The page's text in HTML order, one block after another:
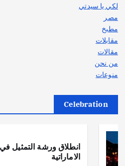
لكي يا سيدتي
مصر
مطبخ
مقابلات
مقالات
من نحن
منوعات
Celebration
انطلاق ورشة التمثيل في
الاماراتية